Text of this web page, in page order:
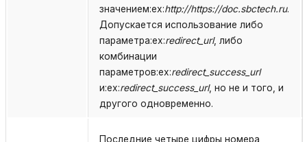
значением:ex:http://https://doc.sbctech.ru.
Допускается использование либо
параметра:ex:redirect_url, либо
комбинации
параметров:ex:redirect_success_url
и:ex:redirect_success_url, но не и того, и
другого одновременно.
Последние четыре цифры номера